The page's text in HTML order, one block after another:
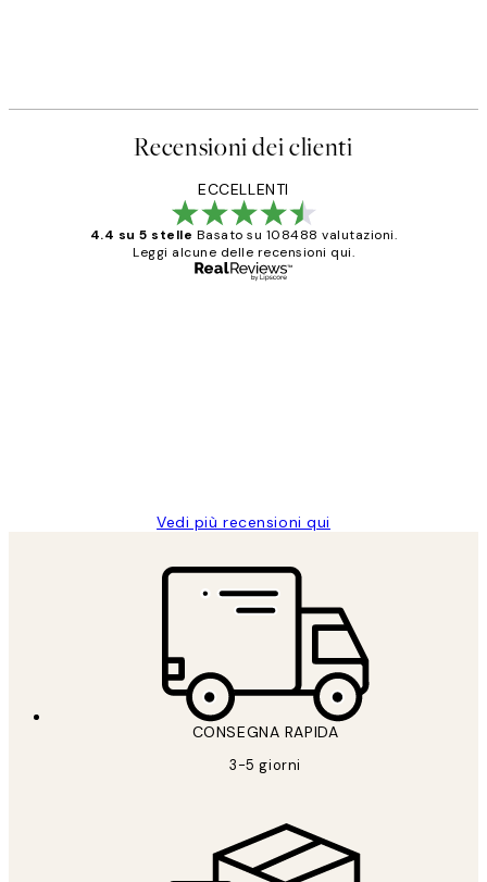
Recensioni dei clienti
ECCELLENTI
4.4 su 5 stelle Basato su 108488 valutazioni.
Leggi alcune delle recensioni qui.
Vedi più recensioni qui
CONSEGNA RAPIDA
3-5 giorni